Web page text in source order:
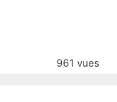
961 vues